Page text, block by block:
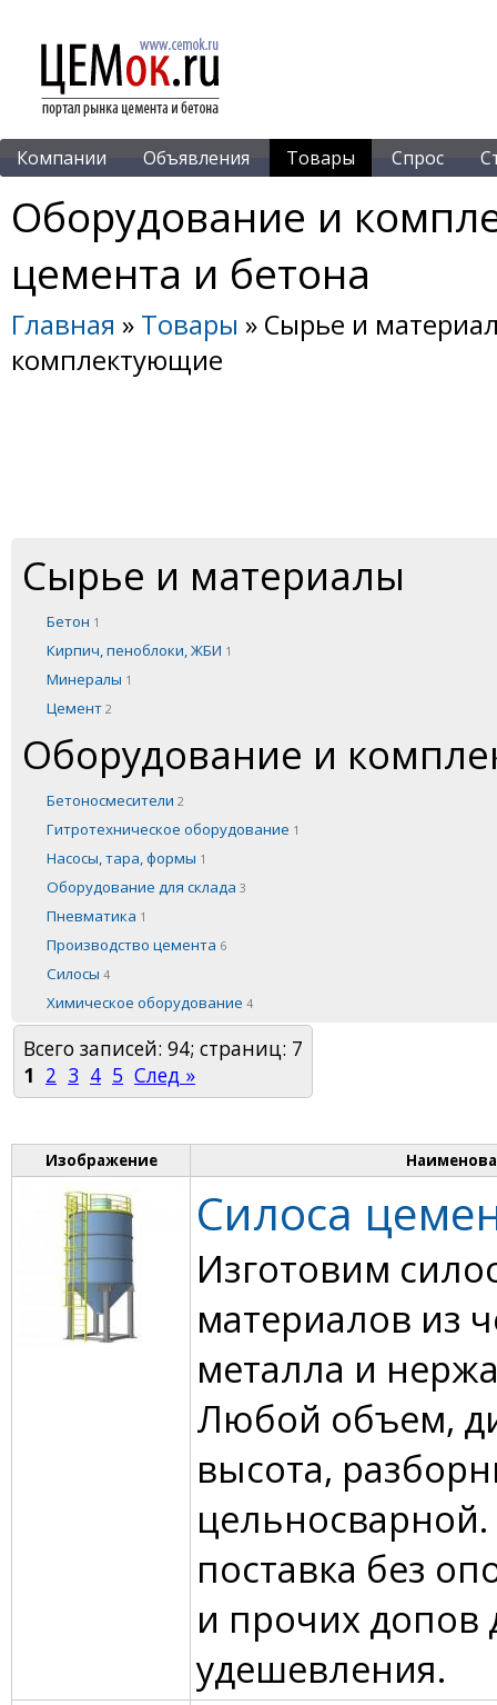
Компании Объявления Товары Спрос
Оборудование и
цемента и бетона
Главная » Товары » Сырье и
комплектующие
Сырье и материалы
Бетон 1
Кирпич, пеноблоки, ЖБИ 1
Минералы 1
Цемент 2
Оборудование и
Бетоносмесители 2
Гитротехническое оборудование 1
Насосы, тара, формы 1
Оборудование для склада 3
Пневматика 1
Производство цемента 6
Силосы 4
Химическое оборудование 4
Всего записей: 94; страниц: 7
1 2 3 4 5 След »
Изображение
Силоса
Изготовим
материалов из
металла и
Любой объем,
высота,
поставка без
и прочих допов
удешевления.